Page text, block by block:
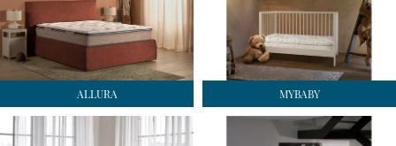
ALLURA MYBABY